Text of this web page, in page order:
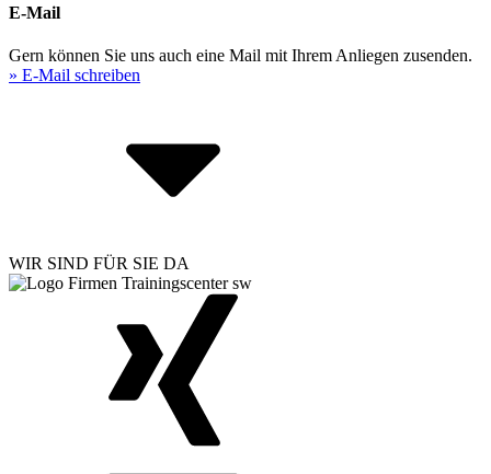
E-Mail
Gern können Sie uns auch eine Mail mit Ihrem Anliegen zusenden.
» E-Mail schreiben
WIR SIND FÜR SIE DA